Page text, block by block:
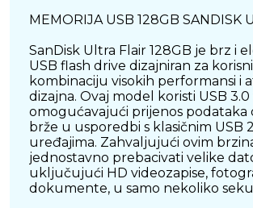
MEMORIJA USB 128GB SANDISK
SanDisk Ultra Flair 128GB je brz i
USB flash drive dizajniran za
kombinaciju visokih performansi i
dizajna. Ovaj model koristi USB
omogućavajući prijenos podataka
brže u usporedbi s klasičnim USB
uređajima. Zahvaljujući ovim
jednostavno prebacivati velike
uključujući HD videozapise,
dokumente, u samo nekoliko